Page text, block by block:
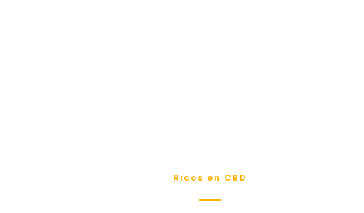
Ricos en CBD